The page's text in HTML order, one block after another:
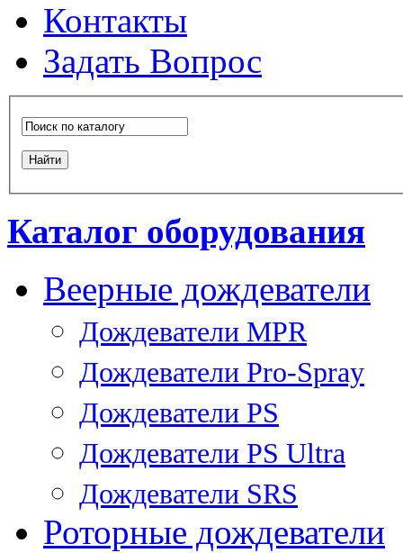
Контакты
Задать Вопрос
Каталог оборудования
Веерные дождеватели
Дождеватели MPR
Дождеватели Pro-Spray
Дождеватели PS
Дождеватели PS Ultra
Дождеватели SRS
Роторные дождеватели